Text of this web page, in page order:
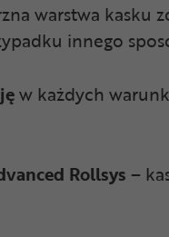
warstwa kasku
innego
w każdych
Rollsys –